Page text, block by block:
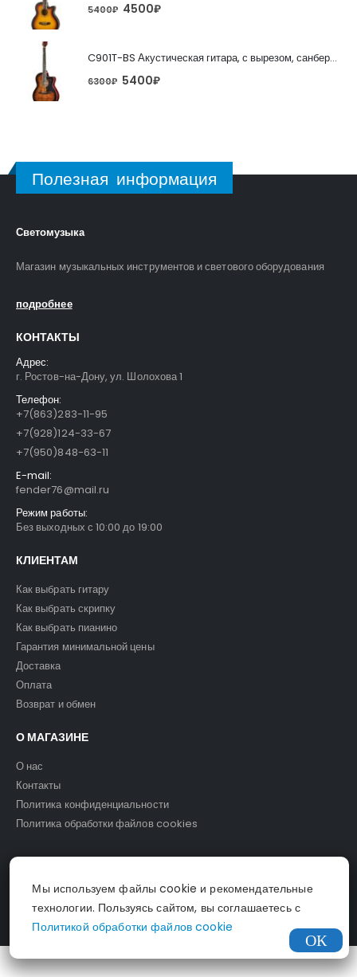
5400₽ 4500₽
C901T-BS Акустическая гитара, с вырезом, санберст, Caraya
6300₽ 5400₽
Полезная информация
Светомузыка
Магазин музыкальных инструментов и светового оборудования
подробнее
КОНТАКТЫ
Адрес:
г. Ростов-на-Дону, ул. Шолохова 1
Телефон:
+7(863)283-11-95
+7(928)124-33-67
+7(950)848-63-11
E-mail:
fender76@mail.ru
Режим работы:
Без выходных с 10:00 до 19:00
КЛИЕНТАМ
Как выбрать гитару
Как выбрать скрипку
Как выбрать пианино
Гарантия минимальной цены
Доставка
Оплата
Возврат и обмен
О МАГАЗИНЕ
О нас
Контакты
Политика конфиденциальности
Политика обработки файлов cookies
© Светомузыка. 2025.
Мы используем файлы cookie и рекомендательные
технологии. Пользуясь сайтом, вы соглашаетесь с
Политикой обработки файлов cookie